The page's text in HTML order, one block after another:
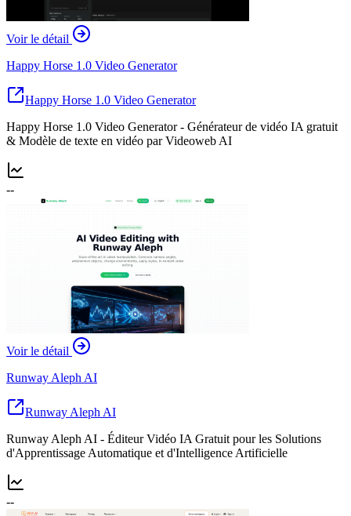
Voir le détail
Happy Horse 1.0 Video Generator
Happy Horse 1.0 Video Generator
Happy Horse 1.0 Video Generator - Générateur de vidéo IA gratuit
& Modèle de texte en vidéo par Videoweb AI
--
Voir le détail
Runway Aleph AI
Runway Aleph AI
Runway Aleph AI - Éditeur Vidéo IA Gratuit pour les Solutions
d'Apprentissage Automatique et d'Intelligence Artificielle
--